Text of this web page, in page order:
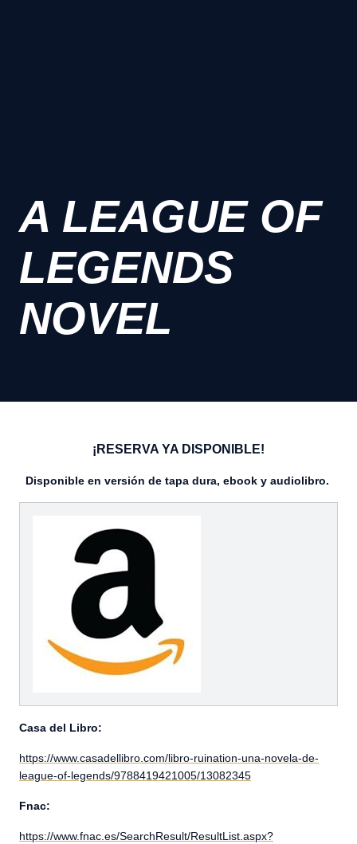
A LEAGUE OF
LEGENDS
NOVEL
¡RESERVA YA DISPONIBLE!
Disponible en versión de tapa dura, ebook y audiolibro.
Casa del Libro:
https://www.casadellibro.com/libro-ruination-una-novela-de-
league-of-legends/9788419421005/13082345
Fnac:
https://www.fnac.es/SearchResult/ResultList.aspx?